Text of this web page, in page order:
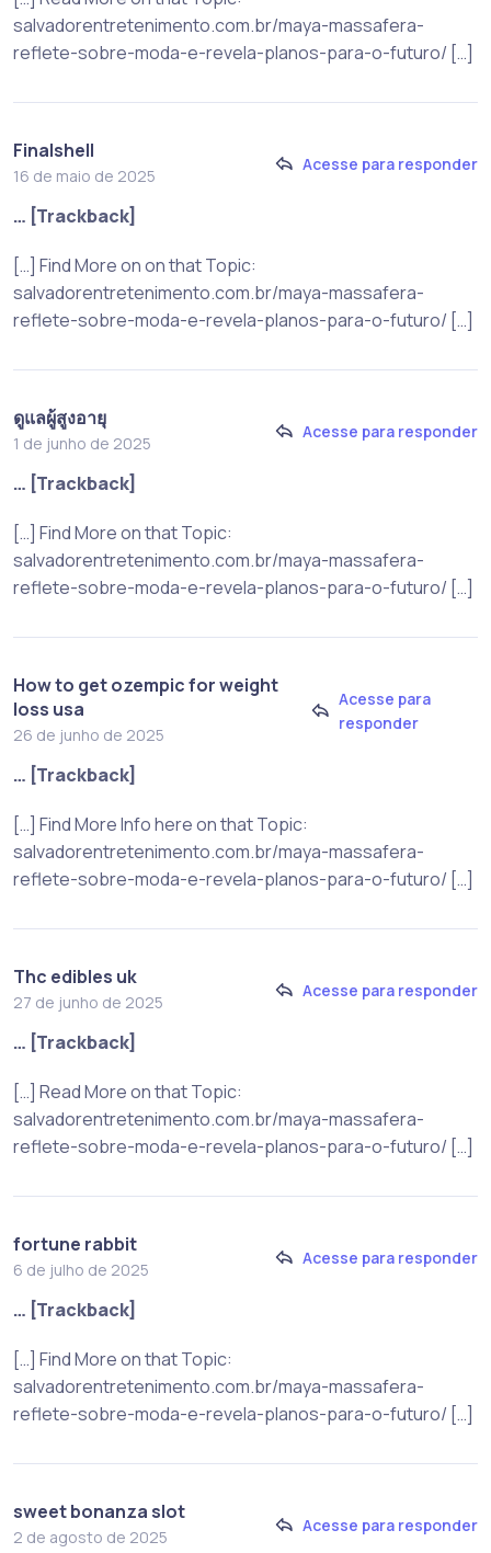
salvadorentretenimento.com.br/maya-massafera-
reflete-sobre-moda-e-revela-planos-para-o-futuro/ […]
Finalshell
16 de maio de 2025
Acesse para responder
… [Trackback]
[…] Find More on on that Topic:
salvadorentretenimento.com.br/maya-massafera-
reflete-sobre-moda-e-revela-planos-para-o-futuro/ […]
ดูแลผู้สูงอายุ
1 de junho de 2025
Acesse para responder
… [Trackback]
[…] Find More on that Topic:
salvadorentretenimento.com.br/maya-massafera-
reflete-sobre-moda-e-revela-planos-para-o-futuro/ […]
How to get ozempic for weight
loss usa
26 de junho de 2025
Acesse para
responder
… [Trackback]
[…] Find More Info here on that Topic:
salvadorentretenimento.com.br/maya-massafera-
reflete-sobre-moda-e-revela-planos-para-o-futuro/ […]
Thc edibles uk
27 de junho de 2025
Acesse para responder
… [Trackback]
[…] Read More on that Topic:
salvadorentretenimento.com.br/maya-massafera-
reflete-sobre-moda-e-revela-planos-para-o-futuro/ […]
fortune rabbit
6 de julho de 2025
Acesse para responder
… [Trackback]
[…] Find More on that Topic:
salvadorentretenimento.com.br/maya-massafera-
reflete-sobre-moda-e-revela-planos-para-o-futuro/ […]
sweet bonanza slot
2 de agosto de 2025
Acesse para responder